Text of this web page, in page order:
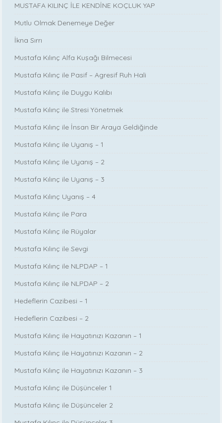
MUSTAFA KILINÇ İLE KENDİNE KOÇLUK YAP
Mutlu Olmak Denemeye Değer
İkna Sırrı
Mustafa Kılınç Alfa Kuşağı Bilmecesi
Mustafa Kılınç ile Pasif – Agresif Ruh Hali
Mustafa Kılınç ile Duygu Kalıbı
Mustafa Kılınç ile Stresi Yönetmek
Mustafa Kılınç ile İnsan Bir Araya Geldiğinde
Mustafa Kılınç ile Uyanış – 1
Mustafa Kılınç ile Uyanış – 2
Mustafa Kılınç ile Uyanış – 3
Mustafa Kılınç Uyanış – 4
Mustafa Kılınç ile Para
Mustafa Kılınç ile Rüyalar
Mustafa Kılınç ile Sevgi
Mustafa Kılınç ile NLPDAP – 1
Mustafa Kılınç ile NLPDAP – 2
Hedeflerin Cazibesi – 1
Hedeflerin Cazibesi – 2
Mustafa Kılınç ile Hayatınızı Kazanın – 1
Mustafa Kılınç ile Hayatınızı Kazanın – 2
Mustafa Kılınç ile Hayatınızı Kazanın – 3
Mustafa Kılınç ile Düşünceler 1
Mustafa Kılınç ile Düşünceler 2